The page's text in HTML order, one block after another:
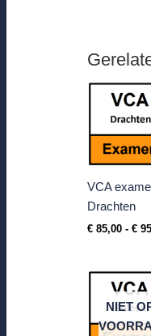
VCA
Drachten
€85,00 - €
NIET